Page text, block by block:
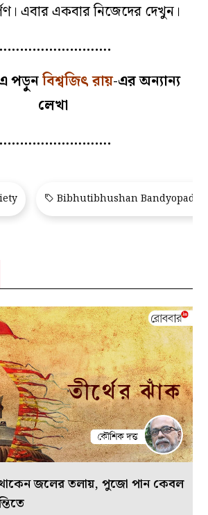
এবার একবার নিজেদের দেখুন।
পড়ুনবিশ্বজিৎ রায়-এর অন্যান্য
লেখা
Bibhutibhushan
থাকেন জলের তলায়, পুজো পান কেবল